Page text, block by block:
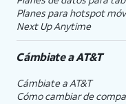
Planes para hotspot
Next Up Anytime
Cámbiate aAT&T
Cámbiate a AT&T
Cómo cambiar de